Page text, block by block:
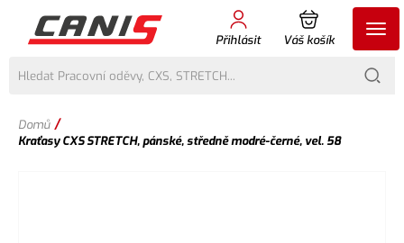
Přihlásit Váš košík
Domů /
Kraťasy CXS STRETCH, pánské, středně modré-černé, vel. 58